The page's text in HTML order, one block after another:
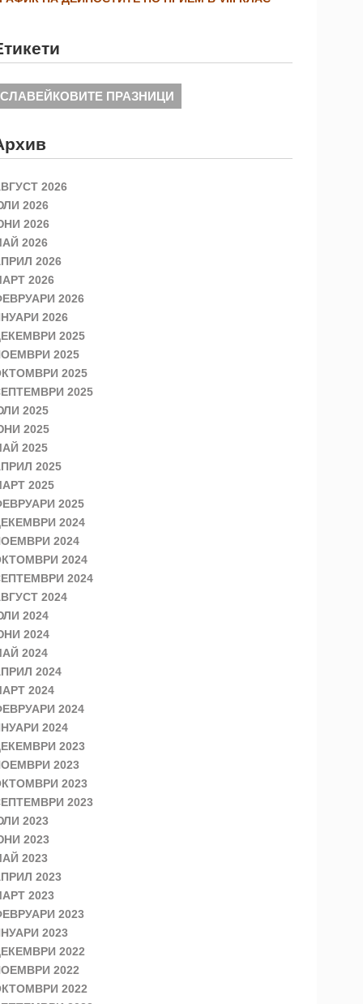
СЛАВЕЙКОВИТЕ ПРАЗНИЦИ
2026
2026
2026
2026
2026
2026
2026
2026
2025
2025
2025
2025
2025
2025
2025
2025
2025
2025
2024
2024
2024
2024
2024
2024
2024
2024
2024
2024
2024
2024
2023
2023
2023
2023
2023
2023
2023
2023
2023
2023
2023
2022
2022
2022